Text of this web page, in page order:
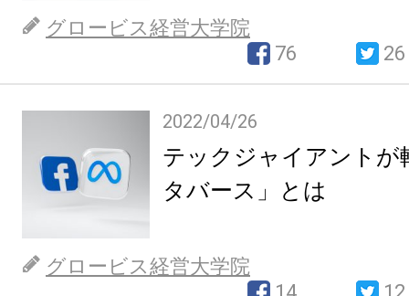
グロービス経営大学院
76
26
2022/04/26
テックジャイアントが
タバース」とは
グロービス経営大学院